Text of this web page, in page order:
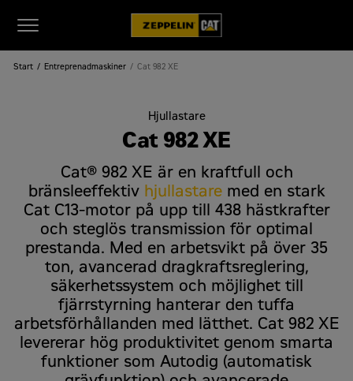
Start Entreprenadmaskiner Cat 982 XE
Hjullastare
Cat 982 XE
Cat® 982 XE är en kraftfull och
bränsleeffektiv hjullastaremed en stark
Cat C13-motor på upp till 438 hästkrafter
och steglös transmission för optimal
prestanda. Med en arbetsvikt på över 35
ton, avancerad dragkraftsreglering,
säkerhetssystem och möjlighet till
fjärrstyrning hanterar den tuffa
arbetsförhållanden med lätthet. Cat 982 XE
levererar hög produktivitet genom smarta
funktioner som Autodig (automatisk